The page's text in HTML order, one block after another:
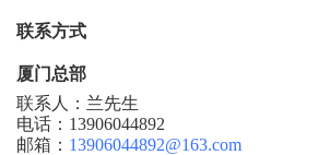
联系方式
厦门总部
联系人：兰先生
电话： 13906044892
邮箱： 13906044892@163.com